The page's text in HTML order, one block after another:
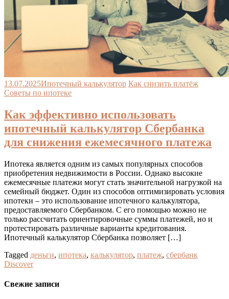
13.07.2025Ипотечный калькулятор Как снизить платёж
Советы по ипотеке
Как эффективно использовать
ипотечный калькулятор Сбербанка
для снижения ежемесячного платежа
Ипотека является одним из самых популярных способов
приобретения недвижимости в России. Однако высокие
ежемесячные платежи могут стать значительной нагрузкой на
семейный бюджет. Один из способов оптимизировать условия
ипотеки – это использование ипотечного калькулятора,
предоставляемого Сбербанком. С его помощью можно не
только рассчитать ориентировочные суммы платежей, но и
протестировать различные варианты кредитования.
Ипотечный калькулятор Сбербанка позволяет […]
Tagged деньги, ипотека, калькулятор, платеж, сбербанк
Discover
Свежие записи